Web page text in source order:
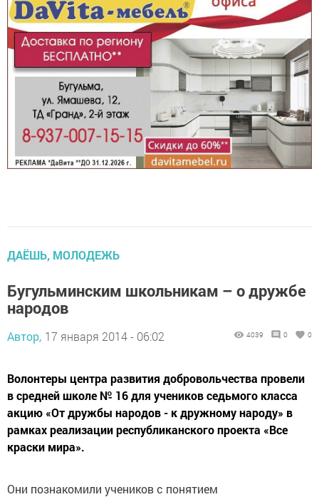
ДАЁШЬ, МОЛОДЕЖЬ
Бугульминским школьникам – о дружбе
народов
Автор, 17 января 2014 - 06:02 4039 0 0
Волонтеры центра развития добровольчества провели
в средней школе № 16 для учеников седьмого класса
акцию «От дружбы народов - к дружному народу» в
рамках реализации республиканского проекта «Все
краски мира».
Они познакомили учеников с понятием